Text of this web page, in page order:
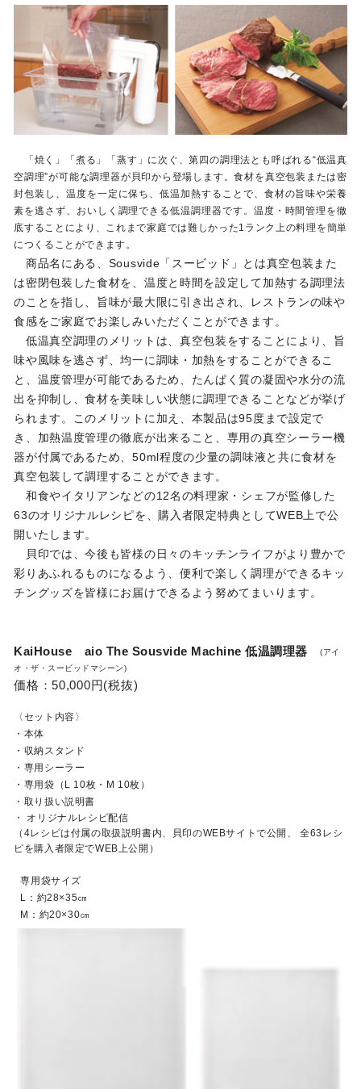
「焼く」「煮る」「蒸す」に次ぐ、第四の調理法とも呼ばれる“低温真
空調理”が可能な調理器が貝印から登場します。食材を真空包装または密
封包装し、温度を一定に保ち、低温加熱することで、食材の旨味や栄養
素を逃さず、おいしく調理できる低温調理器です。温度・時間管理を徹
底することにより、これまで家庭では難しかった1ランク上の料理を簡単
につくることができます。
商品名にある、Sousvide「スービッド」とは真空包装また
は密閉包装した食材を、温度と時間を設定して加熱する調理法
のことを指し、旨味が最大限に引き出され、レストランの味や
食感をご家庭でお楽しみいただくことができます。
低温真空調理のメリットは、真空包装をすることにより、旨
味や風味を逃さず、均一に調味・加熱をすることができるこ
と、温度管理が可能であるため、たんぱく質の凝固や水分の流
出を抑制し、食材を美味しい状態に調理できることなどが挙げ
られます。このメリットに加え、本製品は95度まで設定で
き、加熱温度管理の徹底が出来ること、専用の真空シーラー機
器が付属であるため、50ml程度の少量の調味液と共に食材を
真空包装して調理することができます。
和食やイタリアンなどの12名の料理家・シェフが監修した
63のオリジナルレシピを、購入者限定特典としてWEB上で公
開いたします。
貝印では、今後も皆様の日々のキッチンライフがより豊かで
彩りあふれるものになるよう、便利で楽しく調理ができるキッ
チングッズを皆様にお届けできるよう努めてまいります。
KaiHouse aio The Sousvide Machine 低温調理器(アイ
オ・ザ・スービッドマシーン)
価格：50,000円(税抜)
〈セット内容〉
本体
収納スタンド
専用シーラー
専用袋（L 10枚・M 10枚）
取り扱い説明書
オリジナルレシピ配信
（4レシピは付属の取扱説明書内、貝印のWEBサイトで公開、
全63レシ
ピを購入者限定でWEB上公開）
専用袋サイズ
L：約28×35㎝
M：約20×30㎝